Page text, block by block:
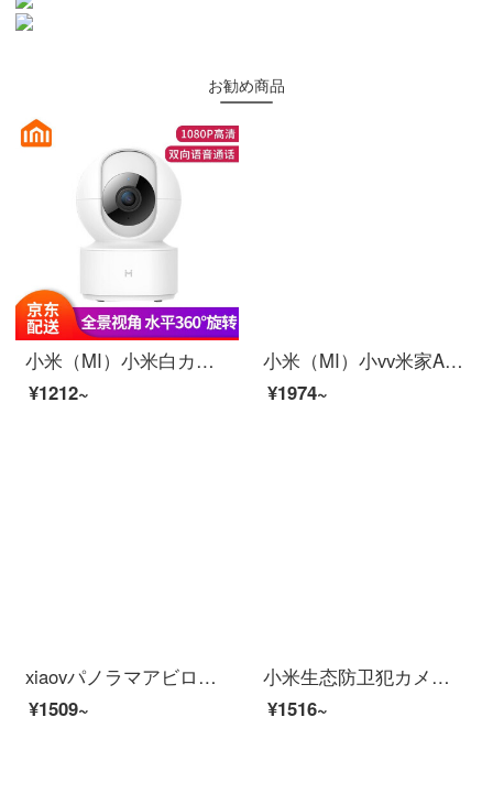
お勧め商品
小米（MI）小米白カメラモニタ高清夜間テレビ360°家庭用白米家白スマートカメラ雲台携帯電話遠隔wifiネットワーク無線【特恵】白雲台カメラ雲台版1080 Pコース二（カメラ＋16 G高速メモリカード）
¥1212~
小米（MI）小vv米家APPビディオカーメンテリングアロン360°云台スピンビオラ家庭用赤外線夜間テレビワイヤレスタネト停電防止カメラ2 K【2 K防水スピン】米家xiaovア雲台
¥1974~
xiaovパノラマアビロデオはすでに米家アプリ防水防塵パノラマ視角赤外線夜視AI人型探測xiaovアビロド防犯カメラPro+32 Gメモカドにアクセスしました。
¥1509~
小米生态防卫犯カメラシovインテリングで赤外线を操作して夜间视ビオカメオを强化しました。
¥1516~